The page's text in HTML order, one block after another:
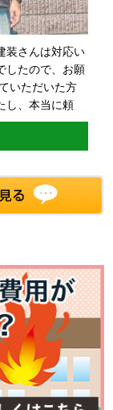
装さんは対応い
したので、お願
いただいた方
し、本当に頼